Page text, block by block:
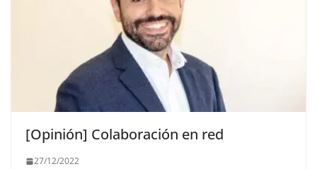
[Opinión] Colaboración en red
27/12/2022